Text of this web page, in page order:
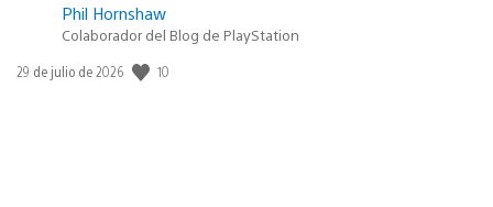
Phil Hornshaw
Colaborador del Blog de PlayStation
Fecha
29 de julio de 2026 10